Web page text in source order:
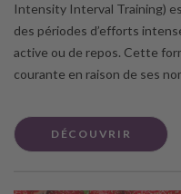
Intensity Interval Training)
des périodes d’efforts
active ou de repos. Cette
courante en raison de ses
DÉCOUVRIR